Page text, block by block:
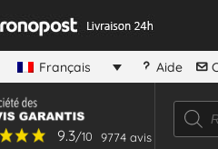
Français Aide
9.3/10 9774 avis